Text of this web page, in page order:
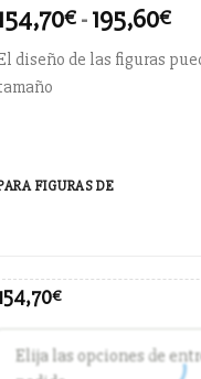
€ -195,60€
diseño de las figuras
FIGURAS DE
€
Elija las opciones de